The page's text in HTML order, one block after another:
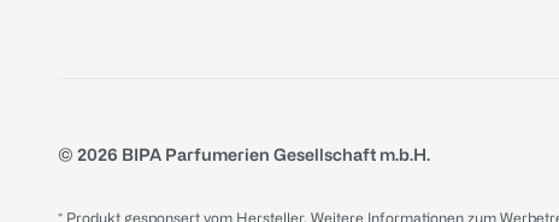
© 2026 BIPA Parfumerien Gesellschaft m.b.H.
* Produkt gesponsert vom Hersteller. Weitere Informationen zum